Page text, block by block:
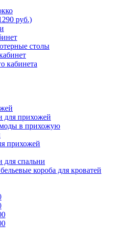
руб.)
столы
кабинета
для прихожей
в прихожую
прихожей
для спальни
короба для кроватей